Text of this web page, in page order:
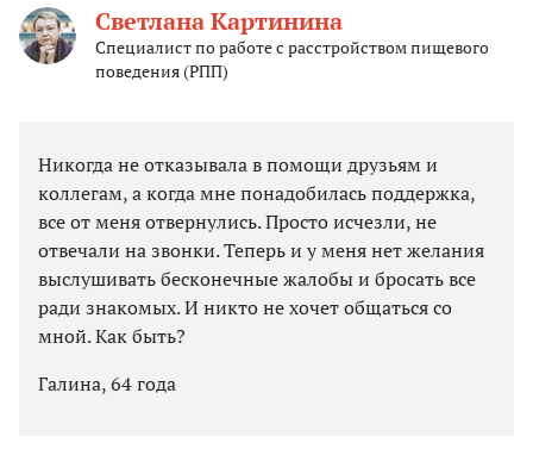
Светлана Картинина
Специалист по работе с расстройством пищевого
поведения (РПП)
Никогда не отказывала в помощи друзьям и
коллегам, а когда мне понадобилась поддержка,
все от меня отвернулись. Просто исчезли, не
отвечали на звонки. Теперь и у меня нет желания
выслушивать бесконечные жалобы и бросать все
ради знакомых. И никто не хочет общаться со
мной. Как быть?
Галина, 64 года